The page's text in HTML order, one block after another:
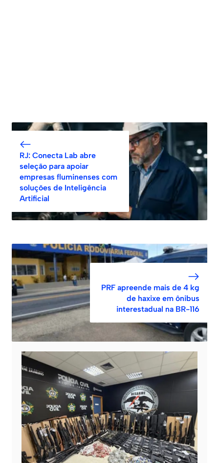
RJ: Conecta Lab abre
seleção para apoiar
empresas fluminenses com
soluções de Inteligência
Artificial
PRF apreende mais de 4 kg
de haxixe em ônibus
interestadual na BR-116